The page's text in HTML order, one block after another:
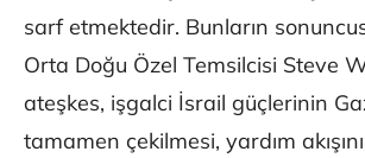
sarf etmektedir. Bunların
Orta Doğu Özel Temsilcisi Steve
ateşkes, işgalci İsrail güçlerinin
tamamen çekilmesi, yardım